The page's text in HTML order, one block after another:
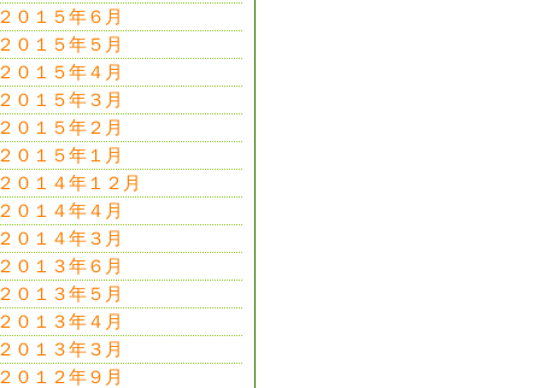
２０１５年６月
２０１５年５月
２０１５年４月
２０１５年３月
２０１５年２月
２０１５年１月
２０１４年１２月
２０１４年４月
２０１４年３月
２０１３年６月
２０１３年５月
２０１３年４月
２０１３年３月
２０１２年９月